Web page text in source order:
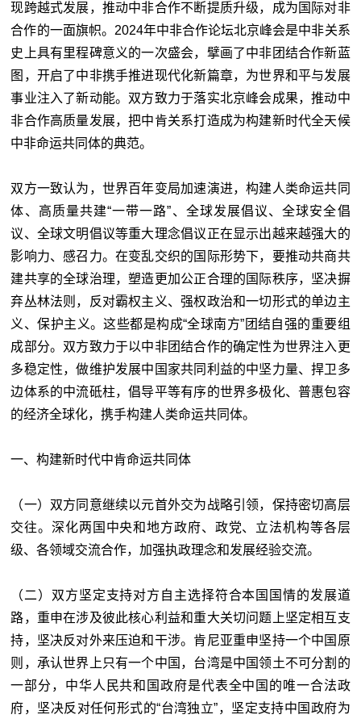
现跨越式发展，推动中非合作不断提质升级，成为国际对非
合作的一面旗帜。2024年中非合作论坛北京峰会是中非关系
史上具有里程碑意义的一次盛会，擘画了中非团结合作新蓝
图，开启了中非携手推进现代化新篇章，为世界和平与发展
事业注入了新动能。双方致力于落实北京峰会成果，推动中
非合作高质量发展，把中肯关系打造成为构建新时代全天候
中非命运共同体的典范。
双方一致认为，世界百年变局加速演进，构建人类命运共同
体、高质量共建“一带一路”、全球发展倡议、全球安全倡
议、全球文明倡议等重大理念倡议正在显示出越来越强大的
影响力、感召力。在变乱交织的国际形势下，要推动共商共
建共享的全球治理，塑造更加公正合理的国际秩序，坚决摒
弃丛林法则，反对霸权主义、强权政治和一切形式的单边主
义、保护主义。这些都是构成“全球南方”团结自强的重要组
成部分。双方致力于以中非团结合作的确定性为世界注入更
多稳定性，做维护发展中国家共同利益的中坚力量、捍卫多
边体系的中流砥柱，倡导平等有序的世界多极化、普惠包容
的经济全球化，携手构建人类命运共同体。
一、构建新时代中肯命运共同体
（一）双方同意继续以元首外交为战略引领，保持密切高层
交往。深化两国中央和地方政府、政党、立法机构等各层
级、各领域交流合作，加强执政理念和发展经验交流。
（二）双方坚定支持对方自主选择符合本国国情的发展道
路，重申在涉及彼此核心利益和重大关切问题上坚定相互支
持，坚决反对外来压迫和干涉。肯尼亚重申坚持一个中国原
则，承认世界上只有一个中国，台湾是中国领土不可分割的
一部分，中华人民共和国政府是代表全中国的唯一合法政
府，坚决反对任何形式的“台湾独立”，坚定支持中国政府为